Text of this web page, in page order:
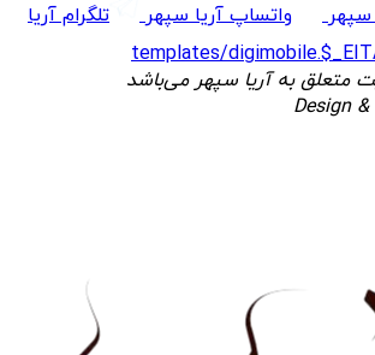
سپهر واتساپ آریا سپهر
تلگرام آریا
templates/
متعلق به آریا سپهر می‌باشد
Design